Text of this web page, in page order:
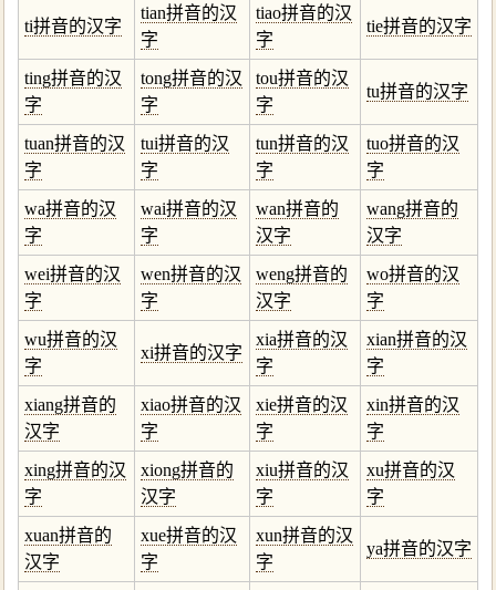
ti拼音的汉字
tian拼音的汉
字
tiao拼音的汉
字
tie拼音的汉字
ting拼音的汉
字
tong拼音的汉
字
tou拼音的汉
字
tu拼音的汉字
tuan拼音的汉
字
tui拼音的汉
字
tun拼音的汉
字
tuo拼音的汉
字
wa拼音的汉
字
wai拼音的汉
字
wan拼音的
汉字
wang拼音的
汉字
wei拼音的汉
字
wen拼音的汉
字
weng拼音的
汉字
wo拼音的汉
字
wu拼音的汉
字
xi拼音的汉字
xia拼音的汉
字
xian拼音的汉
字
xiang拼音的
汉字
xiao拼音的汉
字
xie拼音的汉
字
xin拼音的汉
字
xing拼音的汉
字
xiong拼音的
汉字
xiu拼音的汉
字
xu拼音的汉
字
xuan拼音的
汉字
xue拼音的汉
字
xun拼音的汉
字
ya拼音的汉字